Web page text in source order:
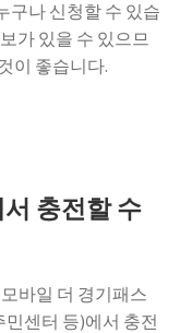
구나 신청할 수 있습
가 있을 수 있으므
이 좋습니다.
충전할 수
바일 더 경기패스
센터 등)에서 충전